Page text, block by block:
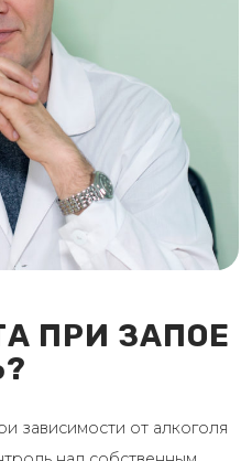
ПРИ ЗАПОЕ
зависимости от алкоголя